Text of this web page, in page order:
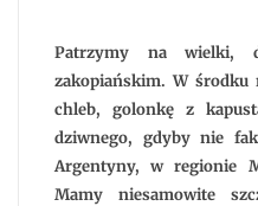
Patrzymy na wielki,
zakopiańskim. W środku
chleb, golonkę z
dziwnego, gdyby nie
Argentyny, w regionie
Mamy niesamowite